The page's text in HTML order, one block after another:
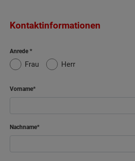
Kontaktinformationen
Anrede
Frau Herr
Vorname
Nachname